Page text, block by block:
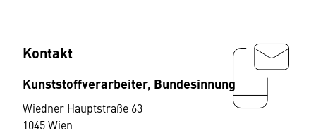
Kontakt
Kunststoffverarbeiter, Bundesinnung
Wiedner Hauptstraße 63
1045 Wien